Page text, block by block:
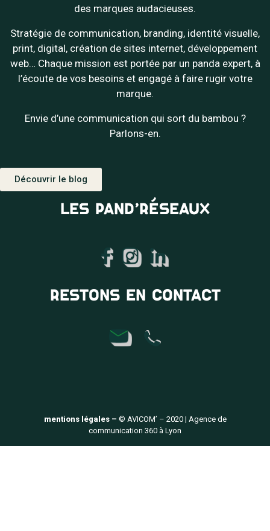
des marques audacieuses.
Stratégie de communication, branding, identité visuelle,
print, digital, création de sites internet, développement
web… Chaque mission est portée par un panda expert, à
l’écoute de vos besoins et engagé à faire rugir votre
marque.
Envie d’une communication qui sort du bambou ?
Parlons-en.
Découvrir le blog
LES PAND’RÉSEAUX
RESTONS EN CONTACT
mentions légales – © AVICOM’ – 2020 | Agence de
communication 360 à Lyon